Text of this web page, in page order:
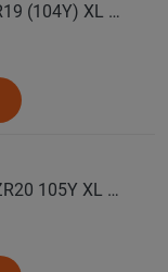
CONTINENTAL Автошина 255/45 R19 (104Y) XL FR SportContact 7 лето
CONTINENTAL Автошина 255/45 ZR20 105Y XL FR SportContact 7 лето